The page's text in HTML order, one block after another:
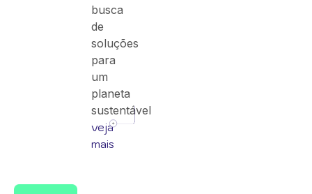
busca
de
soluções
para
um
planeta
sustentável
veja
mais